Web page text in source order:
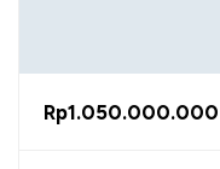
Rp1.050.000.000